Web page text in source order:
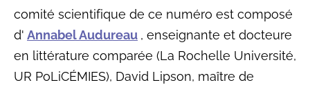
comité scientifique de ce numéro est composé
d' Annabel Audureau , enseignante et docteure
en littérature comparée (La Rochelle Université,
UR PoLiCÉMIES), David Lipson, maître de